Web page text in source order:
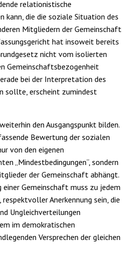
relationistische
kann, die die soziale Situation des
Mitgliedern der Gemeinschaft
hat insoweit bereits
nicht vom isolierten
Gemeinschaftsbezogenheit
bei der Interpretation des
sollte, erscheint zumindest
den Ausgangspunkt bilden.
Bewertung der sozialen
von den eigenen
„Mindestbedingungen“, sondern
der Gemeinschaft abhängt.
Gemeinschaft muss zu jedem
Anerkennung sein, die
Ungleichverteilungen
im demokratischen
Versprechen der gleichen